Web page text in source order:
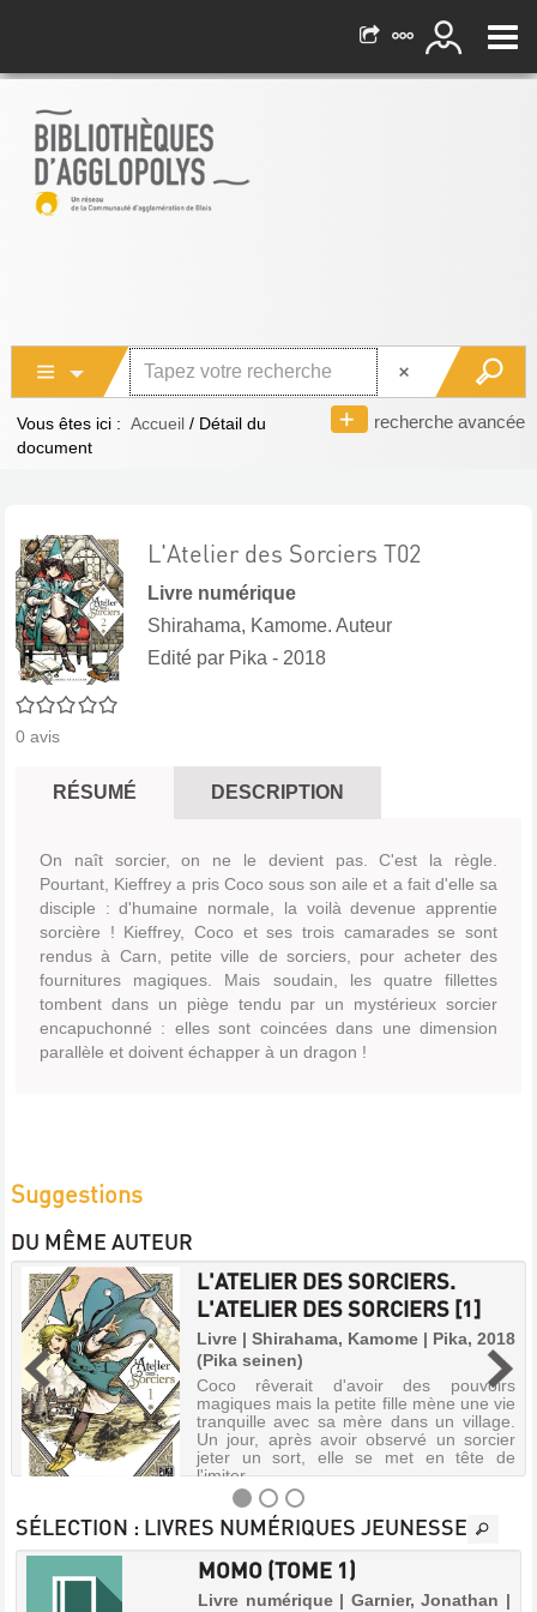
recherche avancée
Vous êtes ici : Accueil / Détail du
document
0/5
0 avis
L'Atelier des Sorciers T02
Livre numérique
Shirahama, Kamome. Auteur
Edité par Pika - 2018
RÉSUMÉ DESCRIPTION
On naît sorcier, on ne le devient pas. C'est la règle.
Pourtant, Kieffrey a pris Coco sous son aile et a fait d'elle sa
disciple : d'humaine normale, la voilà devenue apprentie
sorcière ! Kieffrey, Coco et ses trois camarades se sont
rendus à Carn, petite ville de sorciers, pour acheter des
fournitures magiques. Mais soudain, les quatre fillettes
tombent dans un piège tendu par un mystérieux sorcier
encapuchonné : elles sont coincées dans une dimension
parallèle et doivent échapper à un dragon !
Suggestions
DU MÊME AUTEUR
L'ATELIER DES SORCIERS.
L'ATELIER DES SORCIERS [1]
Livre | Shirahama, Kamome | Pika, 2018
(Pika seinen)
Coco rêverait d'avoir des pouvoirs
magiques mais la petite fille mène une vie
tranquille avec sa mère dans un village.
Un jour, après avoir observé un sorcier
jeter un sort, elle se met en tête de
l'imiter.
L'ATELIER
SÉLECTION : LIVRES NUMÉRIQUES JEUNESSE
MOMO (TOME 1)
Livre numérique | Garnier, Jonathan |